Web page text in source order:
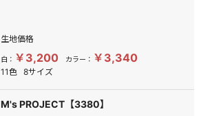
生地価格
白： ￥3,200 カラー： ￥3,340
11色 8サイズ
M's PROJECT【3380】